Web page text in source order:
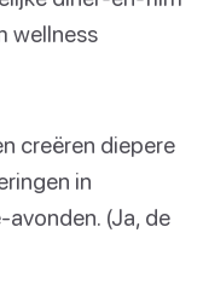
wellness
creëren diepere
in
(Ja, de